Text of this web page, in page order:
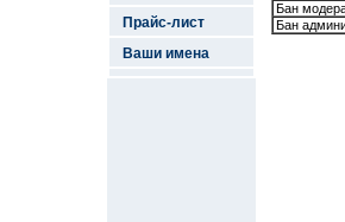
Прайс-лист
Ваши имена
Бан
Бан